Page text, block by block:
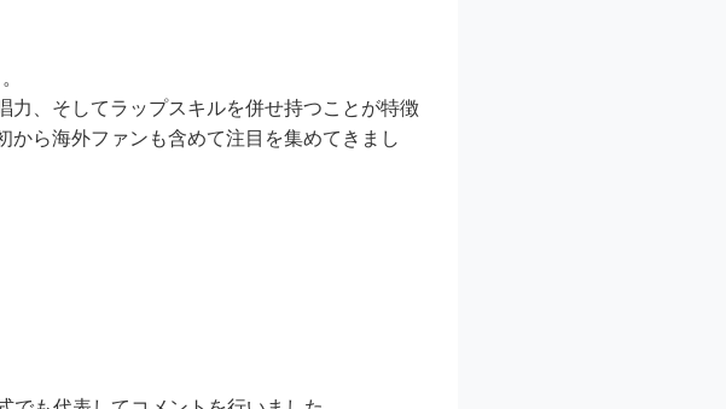
力、そしてラップスキルを併せ持つことが特徴
ら海外ファンも含めて注目を集めてきまし